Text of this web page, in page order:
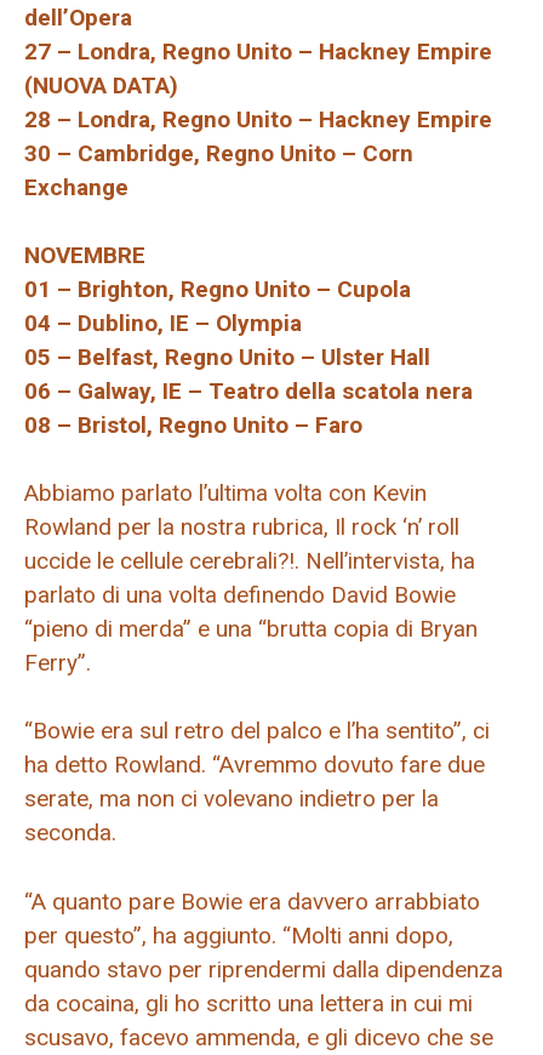
dell’Opera
27 – Londra, Regno Unito – Hackney Empire
(NUOVA DATA)
28 – Londra, Regno Unito – Hackney Empire
30 – Cambridge, Regno Unito – Corn
Exchange
NOVEMBRE
01 – Brighton, Regno Unito – Cupola
04 – Dublino, IE – Olympia
05 – Belfast, Regno Unito – Ulster Hall
06 – Galway, IE – Teatro della scatola nera
08 – Bristol, Regno Unito – Faro
Abbiamo parlato l’ultima volta con Kevin
Rowland per la nostra rubrica, Il rock ‘n’ roll
uccide le cellule cerebrali?!. Nell’intervista, ha
parlato di una volta definendo David Bowie
“pieno di merda” e una “brutta copia di Bryan
Ferry”.
“Bowie era sul retro del palco e l’ha sentito”, ci
ha detto Rowland. “Avremmo dovuto fare due
serate, ma non ci volevano indietro per la
seconda.
“A quanto pare Bowie era davvero arrabbiato
per questo”, ha aggiunto. “Molti anni dopo,
quando stavo per riprendermi dalla dipendenza
da cocaina, gli ho scritto una lettera in cui mi
scusavo, facevo ammenda, e gli dicevo che se